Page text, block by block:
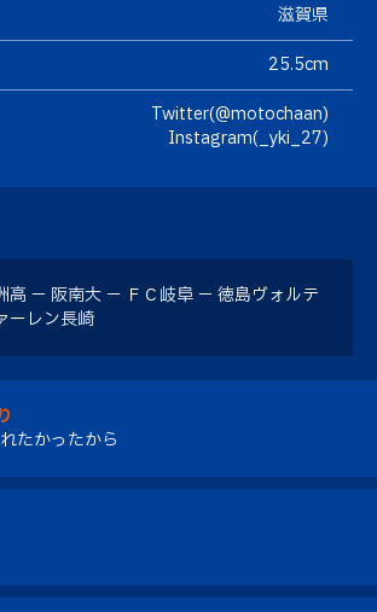
滋賀県
25.5cm
Twitter(@motochaan)
Instagram(_yki_27)
高 － 阪南大 － ＦＣ岐阜 － 徳島ヴォルテ
ーレン長崎
たかったから